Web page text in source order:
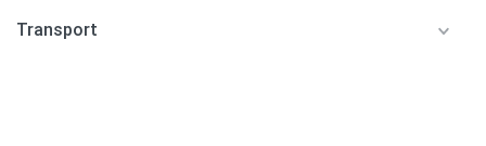
Transport